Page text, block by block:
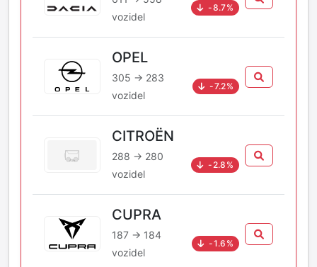
vozidel
-8.7%
OPEL
305 → 283
vozidel
-7.2%
CITROËN
288 → 280
vozidel
-2.8%
CUPRA
187 → 184
vozidel
-1.6%